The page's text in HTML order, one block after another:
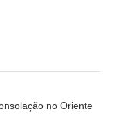
no Oriente